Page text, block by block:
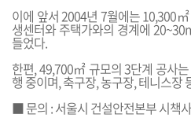
이에 앞서 2004년 7월에는 10,300
생센터와 주택가와의 경계에
들었다.
한편, 49,700㎡ 규모의 3단계 공사
행 중이며, 축구장, 농구장, 테니스장
■ 문의 : 서울시 건설안전본부 시책